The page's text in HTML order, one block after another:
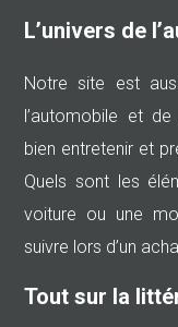
L’univers de
Notre site est
l’automobile et
bien entretenir et
Quels sont les
voiture ou une
suivre lors d’un
Tout sur la